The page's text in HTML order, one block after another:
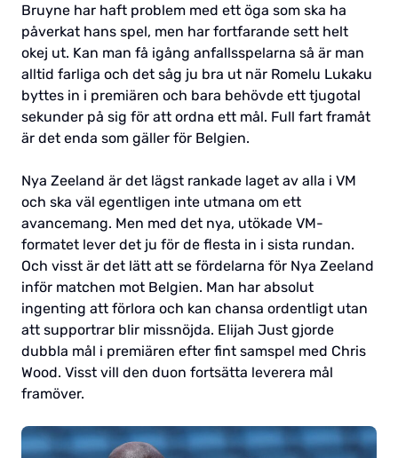
Bruyne har haft problem med ett öga som ska ha
påverkat hans spel, men har fortfarande sett helt
okej ut. Kan man få igång anfallsspelarna så är man
alltid farliga och det såg ju bra ut när Romelu Lukaku
byttes in i premiären och bara behövde ett tjugotal
sekunder på sig för att ordna ett mål. Full fart framåt
är det enda som gäller för Belgien.
Nya Zeeland är det lägst rankade laget av alla i VM
och ska väl egentligen inte utmana om ett
avancemang. Men med det nya, utökade VM-
formatet lever det ju för de flesta in i sista rundan.
Och visst är det lätt att se fördelarna för Nya Zeeland
inför matchen mot Belgien. Man har absolut
ingenting att förlora och kan chansa ordentligt utan
att supportrar blir missnöjda. Elijah Just gjorde
dubbla mål i premiären efter fint samspel med Chris
Wood. Visst vill den duon fortsätta leverera mål
framöver.